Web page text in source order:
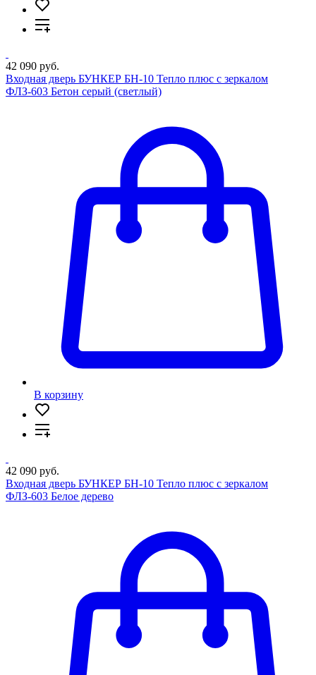
42 090 руб.
Входная дверь БУНКЕР БН-10 Тепло плюс с зеркалом
ФЛЗ-603 Бетон серый (светлый)
В корзину
42 090 руб.
Входная дверь БУНКЕР БН-10 Тепло плюс с зеркалом
ФЛЗ-603 Белое дерево